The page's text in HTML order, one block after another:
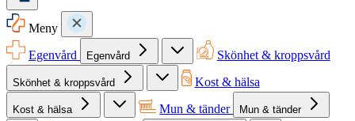
Meny
Egenvård
Egenvård Skönhet & kroppsvård
Skönhet & kroppsvård Kost & hälsa
Kost & hälsa Mun & tänder Mun & tänder